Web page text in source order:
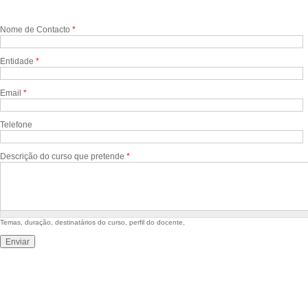
Nome de Contacto *
Entidade *
Email *
Telefone
Descrição do curso que pretende *
Temas, duração, destinatários do curso, perfil do docente,